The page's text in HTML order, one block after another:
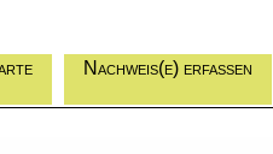
Nachweis(e) erfassen